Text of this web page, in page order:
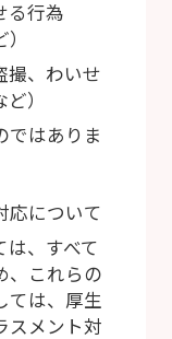
る行為
撮、わいせ
）
ではありま
応について
は、すべて
、これらの
ては、厚生
スメント対